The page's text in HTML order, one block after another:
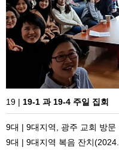
의
영
광
이
집
회
19 | 19-1 과 19-4 주일 집회
9대 | 9대지역, 광주 교회 방문
9대 | 9대지역 복음 잔치